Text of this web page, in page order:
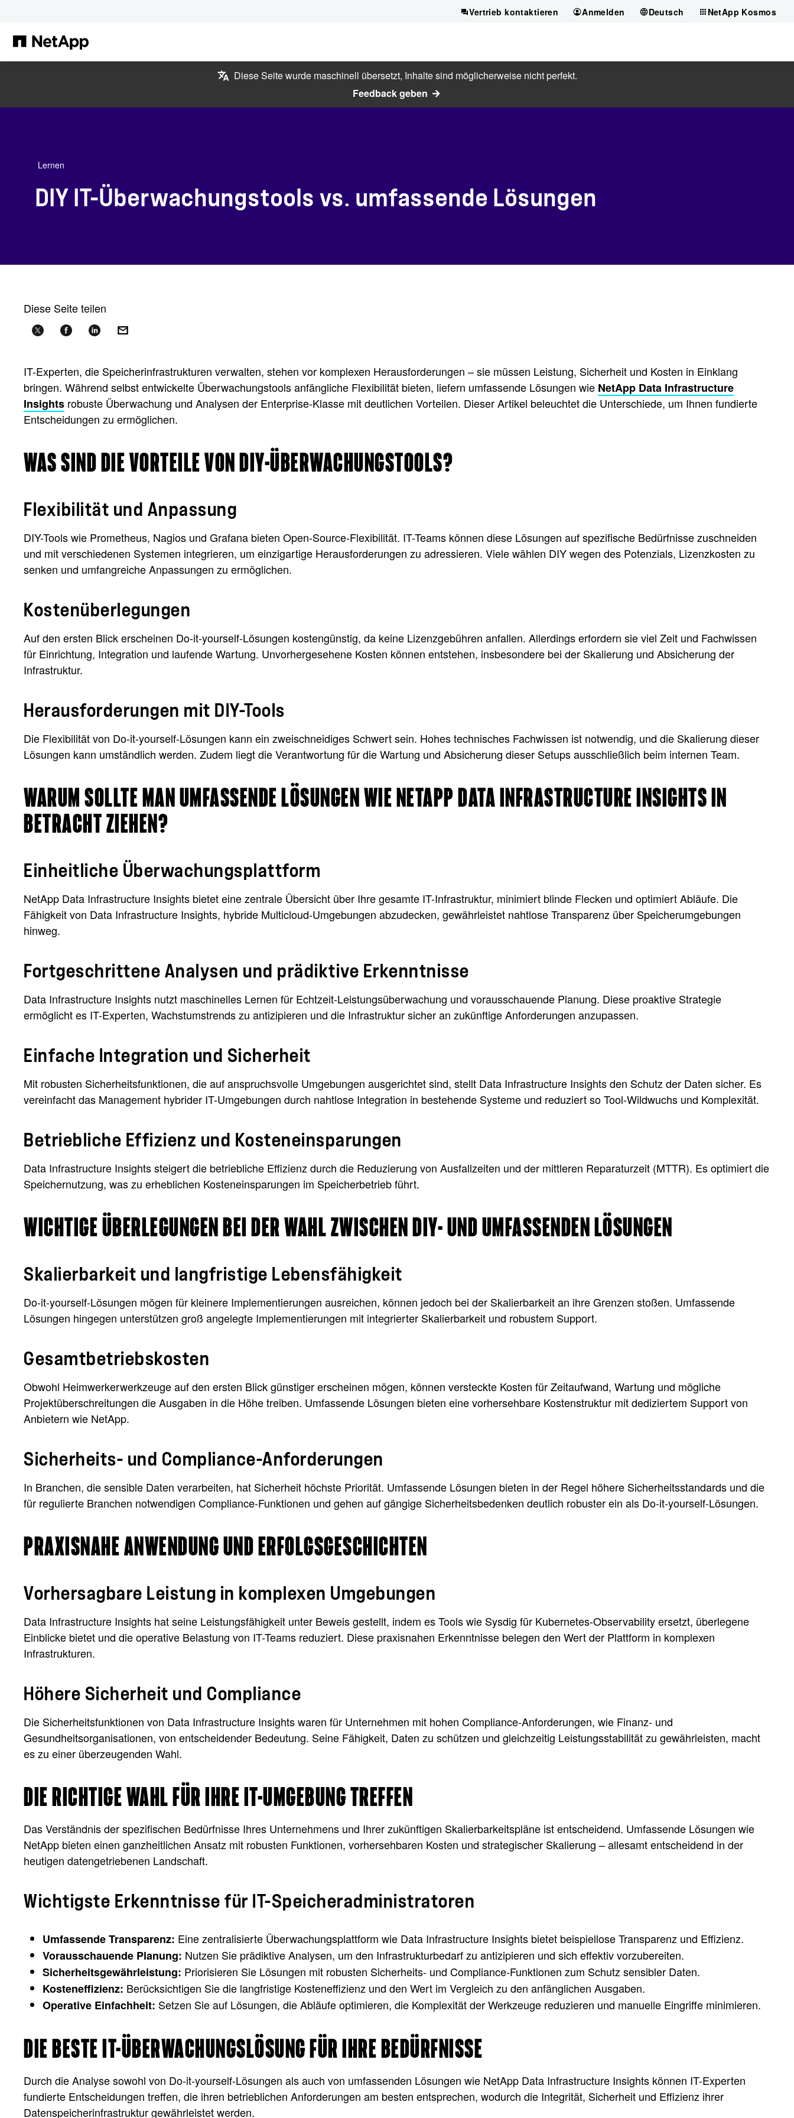
Vertrieb kontaktieren Anmelden Deutsch NetApp Kosmos
Diese Seite wurde maschinell übersetzt, Inhalte sind möglicherweise nicht perfekt.
Feedback geben
Lernen
DIY IT-Überwachungstools vs. umfassende Lösungen
Diese Seite teilen
IT-Experten, die Speicherinfrastrukturen verwalten, stehen vor komplexen Herausforderungen – sie müssen Leistung, Sicherheit und Kosten in Einklang
bringen. Während selbst entwickelte Überwachungstools anfängliche Flexibilität bieten, liefern umfassende Lösungen wie NetApp Data Infrastructure
Insights robuste Überwachung und Analysen der Enterprise-Klasse mit deutlichen Vorteilen. Dieser Artikel beleuchtet die Unterschiede, um Ihnen fundierte
Entscheidungen zu ermöglichen.
WAS SIND DIE VORTEILE VON DIY-ÜBERWACHUNGSTOOLS?
Flexibilität und Anpassung
DIY-Tools wie Prometheus, Nagios und Grafana bieten Open-Source-Flexibilität. IT-Teams können diese Lösungen auf spezifische Bedürfnisse zuschneiden
und mit verschiedenen Systemen integrieren, um einzigartige Herausforderungen zu adressieren. Viele wählen DIY wegen des Potenzials, Lizenzkosten zu
senken und umfangreiche Anpassungen zu ermöglichen.
Kostenüberlegungen
Auf den ersten Blick erscheinen Do-it-yourself-Lösungen kostengünstig, da keine Lizenzgebühren anfallen. Allerdings erfordern sie viel Zeit und Fachwissen
für Einrichtung, Integration und laufende Wartung. Unvorhergesehene Kosten können entstehen, insbesondere bei der Skalierung und Absicherung der
Infrastruktur.
Herausforderungen mit DIY-Tools
Die Flexibilität von Do-it-yourself-Lösungen kann ein zweischneidiges Schwert sein. Hohes technisches Fachwissen ist notwendig, und die Skalierung dieser
Lösungen kann umständlich werden. Zudem liegt die Verantwortung für die Wartung und Absicherung dieser Setups ausschließlich beim internen Team.
WARUM SOLLTE MAN UMFASSENDE LÖSUNGEN WIE NETAPP DATA INFRASTRUCTURE INSIGHTS IN
BETRACHT ZIEHEN?
Einheitliche Überwachungsplattform
NetApp Data Infrastructure Insights bietet eine zentrale Übersicht über Ihre gesamte IT-Infrastruktur, minimiert blinde Flecken und optimiert Abläufe. Die
Fähigkeit von Data Infrastructure Insights, hybride Multicloud-Umgebungen abzudecken, gewährleistet nahtlose Transparenz über Speicherumgebungen
hinweg.
Fortgeschrittene Analysen und prädiktive Erkenntnisse
Data Infrastructure Insights nutzt maschinelles Lernen für Echtzeit-Leistungsüberwachung und vorausschauende Planung. Diese proaktive Strategie
ermöglicht es IT-Experten, Wachstumstrends zu antizipieren und die Infrastruktur sicher an zukünftige Anforderungen anzupassen.
Einfache Integration und Sicherheit
Mit robusten Sicherheitsfunktionen, die auf anspruchsvolle Umgebungen ausgerichtet sind, stellt Data Infrastructure Insights den Schutz der Daten sicher. Es
vereinfacht das Management hybrider IT-Umgebungen durch nahtlose Integration in bestehende Systeme und reduziert so Tool-Wildwuchs und Komplexität.
Betriebliche Effizienz und Kosteneinsparungen
Data Infrastructure Insights steigert die betriebliche Effizienz durch die Reduzierung von Ausfallzeiten und der mittleren Reparaturzeit (MTTR). Es optimiert die
Speichernutzung, was zu erheblichen Kosteneinsparungen im Speicherbetrieb führt.
WICHTIGE ÜBERLEGUNGEN BEI DER WAHL ZWISCHEN DIY- UND UMFASSENDEN LÖSUNGEN
Skalierbarkeit und langfristige Lebensfähigkeit
Do-it-yourself-Lösungen mögen für kleinere Implementierungen ausreichen, können jedoch bei der Skalierbarkeit an ihre Grenzen stoßen. Umfassende
Lösungen hingegen unterstützen groß angelegte Implementierungen mit integrierter Skalierbarkeit und robustem Support.
Gesamtbetriebskosten
Obwohl Heimwerkerwerkzeuge auf den ersten Blick günstiger erscheinen mögen, können versteckte Kosten für Zeitaufwand, Wartung und mögliche
Projektüberschreitungen die Ausgaben in die Höhe treiben. Umfassende Lösungen bieten eine vorhersehbare Kostenstruktur mit dediziertem Support von
Anbietern wie NetApp.
Sicherheits- und Compliance-Anforderungen
In Branchen, die sensible Daten verarbeiten, hat Sicherheit höchste Priorität. Umfassende Lösungen bieten in der Regel höhere Sicherheitsstandards und die
für regulierte Branchen notwendigen Compliance-Funktionen und gehen auf gängige Sicherheitsbedenken deutlich robuster ein als Do-it-yourself-Lösungen.
PRAXISNAHE ANWENDUNG UND ERFOLGSGESCHICHTEN
Vorhersagbare Leistung in komplexen Umgebungen
Data Infrastructure Insights hat seine Leistungsfähigkeit unter Beweis gestellt, indem es Tools wie Sysdig für Kubernetes-Observability ersetzt, überlegene
Einblicke bietet und die operative Belastung von IT-Teams reduziert. Diese praxisnahen Erkenntnisse belegen den Wert der Plattform in komplexen
Infrastrukturen.
Höhere Sicherheit und Compliance
Die Sicherheitsfunktionen von Data Infrastructure Insights waren für Unternehmen mit hohen Compliance-Anforderungen, wie Finanz- und
Gesundheitsorganisationen, von entscheidender Bedeutung. Seine Fähigkeit, Daten zu schützen und gleichzeitig Leistungsstabilität zu gewährleisten, macht
es zu einer überzeugenden Wahl.
DIE RICHTIGE WAHL FÜR IHRE IT-UMGEBUNG TREFFEN
Das Verständnis der spezifischen Bedürfnisse Ihres Unternehmens und Ihrer zukünftigen Skalierbarkeitspläne ist entscheidend. Umfassende Lösungen wie
NetApp bieten einen ganzheitlichen Ansatz mit robusten Funktionen, vorhersehbaren Kosten und strategischer Skalierung – allesamt entscheidend in der
heutigen datengetriebenen Landschaft.
Wichtigste Erkenntnisse für IT-Speicheradministratoren
Umfassende Transparenz: Eine zentralisierte Überwachungsplattform wie Data Infrastructure Insights bietet beispiellose Transparenz und Effizienz.
Vorausschauende Planung: Nutzen Sie prädiktive Analysen, um den Infrastrukturbedarf zu antizipieren und sich effektiv vorzubereiten.
Sicherheitsgewährleistung: Priorisieren Sie Lösungen mit robusten Sicherheits- und Compliance-Funktionen zum Schutz sensibler Daten.
Kosteneffizienz: Berücksichtigen Sie die langfristige Kosteneffizienz und den Wert im Vergleich zu den anfänglichen Ausgaben.
Operative Einfachheit: Setzen Sie auf Lösungen, die Abläufe optimieren, die Komplexität der Werkzeuge reduzieren und manuelle Eingriffe minimieren.
DIE BESTE IT-ÜBERWACHUNGSLÖSUNG FÜR IHRE BEDÜRFNISSE
Durch die Analyse sowohl von Do-it-yourself-Lösungen als auch von umfassenden Lösungen wie NetApp Data Infrastructure Insights können IT-Experten
fundierte Entscheidungen treffen, die ihren betrieblichen Anforderungen am besten entsprechen, wodurch die Integrität, Sicherheit und Effizienz ihrer
Datenspeicherinfrastruktur gewährleistet werden.